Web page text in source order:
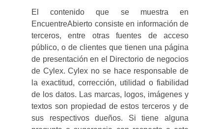
El contenido que se muestra en
EncuentreAbierto consiste en información de
terceros, entre otras fuentes de acceso
público, o de clientes que tienen una página
de presentación en el Directorio de negocios
de Cylex. Cylex no se hace responsable de
la exactitud, corrección, utilidad o fiabilidad
de los datos. Las marcas, logos, imágenes y
textos son propiedad de estos terceros y de
sus respectivos dueños. Si tiene alguna